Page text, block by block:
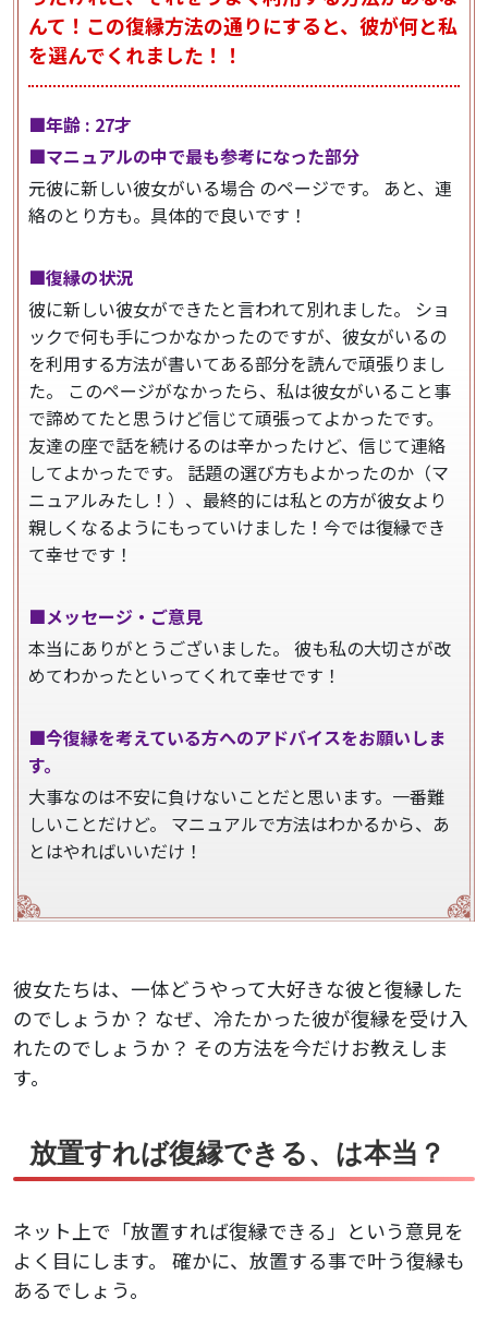
んて！この復縁方法の通りにすると、彼が何と私
を選んでくれました！！
■年齢 : 27才
■マニュアルの中で最も参考になった部分
元彼に新しい彼女がいる場合 のページです。
あと、連
絡のとり方も。具体的で良いです！
■復縁の状況
彼に新しい彼女ができたと言われて別れました。
ショ
ックで何も手につかなかったのですが、彼女がいるの
を利用する方法が書いてある部分を読んで頑張りまし
た。
このページがなかったら、私は彼女がいること事
で諦めてたと思うけど信じて頑張ってよかったです。
友達の座で話を続けるのは辛かったけど、信じて連絡
してよかったです。
話題の選び方もよかったのか（マ
ニュアルみたし！）、最終的には私との方が彼女より
親しくなるようにもっていけました！今では復縁でき
て幸せです！
■メッセージ・ご意見
本当にありがとうございました。 彼も私の大切さが改
めてわかったといってくれて幸せです！
■今復縁を考えている方へのアドバイスをお願いしま
す。
大事なのは不安に負けないことだと思います。一番難
しいことだけど。
マニュアルで方法はわかるから、あ
とはやればいいだけ！
彼女たちは、一体どうやって大好きな彼と復縁した
のでしょうか？ なぜ、冷たかった彼が復縁を受け入
れたのでしょうか？ その方法を今だけお教えしま
す。
放置すれば復縁できる、は本当？
ネット上で「放置すれば復縁できる」という意見を
よく目にします。
確かに、放置する事で叶う復縁も
あるでしょう。